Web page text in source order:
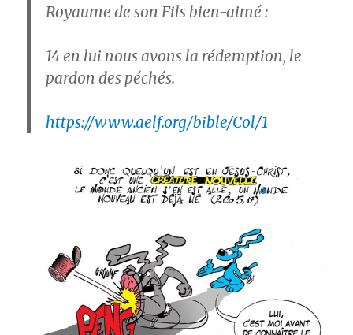
Royaume de son Fils bien-aimé :
14en lui nous avons la rédemption, le
pardon des péchés.
https://www.aelf.org/bible/Col/1